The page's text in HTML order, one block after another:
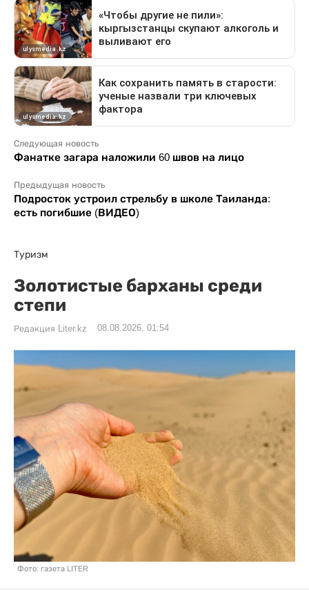
Следующая новость
Фанатке загара наложили 60 швов на лицо
Предыдущая новость
Подросток устроил стрельбу в школе Таиланда:
есть погибшие (ВИДЕО)
Туризм
Золотистые барханы среди
степи
Редакция Liter.kz 08.08.2026, 01:54
Фото: газета LITER